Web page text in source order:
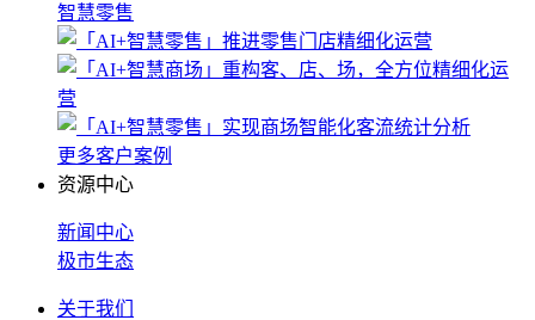
智慧零售
更多客户案例
资源中心
新闻中心
极市生态
关于我们